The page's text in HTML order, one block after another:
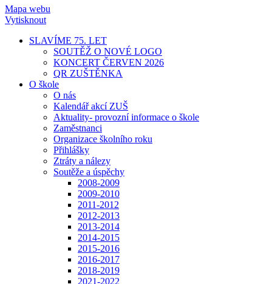
Mapa webu
Vytisknout
SLAVÍME 75. LET
SOUTĚŽ O NOVÉ LOGO
KONCERT ČERVEN 2026
QR ZUŠTĚNKA
O škole
O nás
Kalendář akcí ZUŠ
Aktuality- provozní informace o škole
Zaměstnanci
Organizace školního roku
Přihlášky
Ztráty a nálezy
Soutěže a úspěchy
2008-2009
2009-2010
2011-2012
2012-2013
2013-2014
2014-2015
2015-2016
2016-2017
2018-2019
2021-2022